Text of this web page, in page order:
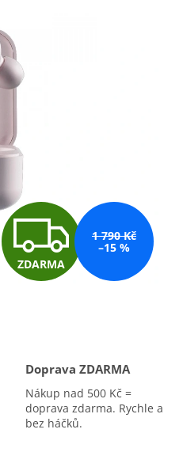
Z
D
R
ZDARMA
1 790 Kč
–15 %
Doprava ZDARMA
Nákup nad 500 Kč =
doprava zdarma. Rychle a
bez háčků.